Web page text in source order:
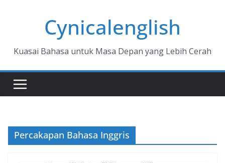
Cynicalenglish
Kuasai Bahasa untuk Masa Depan yang Lebih Cerah
Percakapan Bahasa Inggris